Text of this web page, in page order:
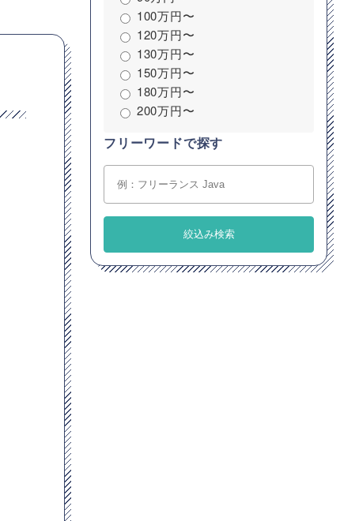
100万円〜
120万円〜
130万円〜
150万円〜
180万円〜
200万円〜
フリーワードで探す